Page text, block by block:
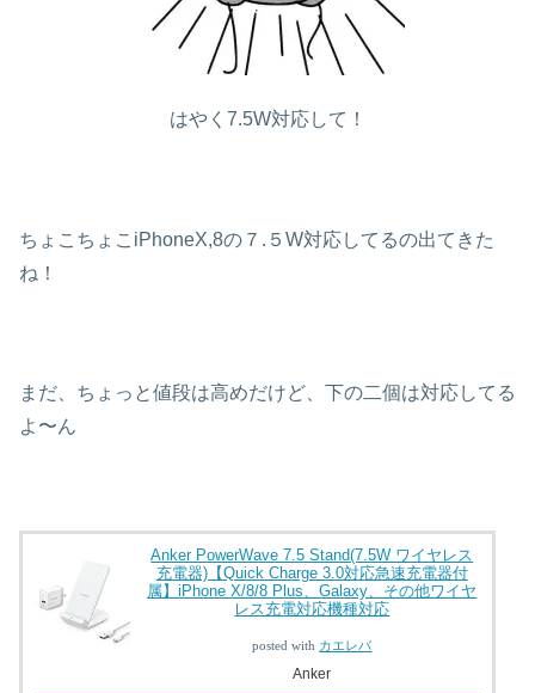
はやく7.5W対応して！
ちょこちょこiPhoneX,8の７.５W対応してるの出てきた
ね！
まだ、ちょっと値段は高めだけど、下の二個は対応してる
よ〜ん
Anker PowerWave 7.5 Stand(7.5W ワイヤレス
充電器)【Quick Charge 3.0対応急速充電器付
属】iPhone X/8/8 Plus、Galaxy、その他ワイヤ
レス充電対応機種対応
posted with カエレバ
Anker